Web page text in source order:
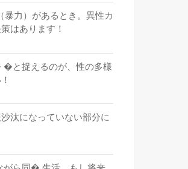
暴力）があるとき。異性カ
はあります！
�と捉えるのが、性の多様
汰になっていない部分に